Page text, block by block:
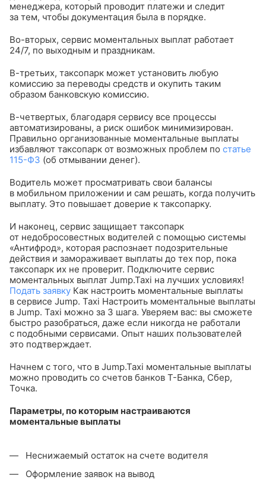
менеджера, который проводит платежи и следит
за тем, чтобы документация была в порядке.
Во-вторых, сервис моментальных выплат работает
24/7, по выходным и праздникам.
В-третьих, таксопарк может установить любую
комиссию за переводы средств и окупить таким
образом банковскую комиссию.
В-четвертых, благодаря сервису все процессы
автоматизированы, а риск ошибок минимизирован.
Правильно организованные моментальные выплаты
избавляют таксопарк от возможных проблем по статье
115-ФЗ (об отмывании денег).
Водитель может просматривать свои балансы
в мобильном приложении и сам решать, когда получить
выплату. Это повышает доверие к таксопарку.
И наконец, сервис защищает таксопарк
от недобросовестных водителей с помощью системы
«Антифрод», которая распознает подозрительные
действия и замораживает выплаты до тех пор, пока
таксопарк их не проверит. Подключите сервис
моментальных выплат Jump.Taxi на лучших условиях!
Подать заявку Как настроить моментальные выплаты
в сервисе Jump. Taxi Настроить моментальные выплаты
в Jump. Taxi можно за 3 шага. Уверяем вас: вы сможете
быстро разобраться, даже если никогда не работали
с подобными сервисами. Опыт наших пользователей
это подтверждает.
Начнем с того, что в Jump.Taxi моментальные выплаты
можно проводить со счетов банков Т-Банка, Сбер,
Точка.
Параметры, по которым настраиваются
моментальные выплаты
Неснижаемый остаток на счете водителя
Оформление заявок на вывод